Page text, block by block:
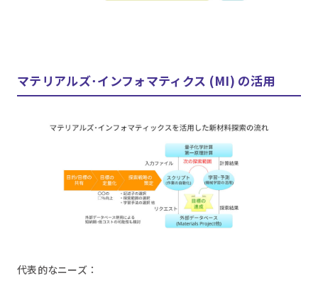
マテリアルズ･インフォマティクス (MI) の活用
代表的なニーズ：